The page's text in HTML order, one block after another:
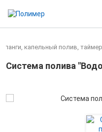
капельный полив,
Система полива